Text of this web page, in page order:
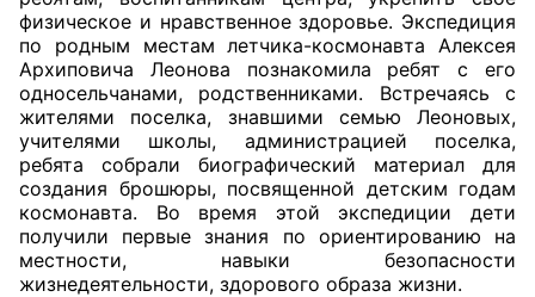
физическое и нравственное здоровье. Экспедиция
по родным местам летчика-космонавта Алексея
Архиповича Леонова познакомила ребят с его
односельчанами, родственниками. Встречаясь с
жителями поселка, знавшими семью Леоновых,
учителями школы, администрацией поселка,
ребята собрали биографический материал для
создания брошюры, посвященной детским годам
космонавта. Во время этой экспедиции дети
получили первые знания по ориентированию на
местности, навыки безопасности
жизнедеятельности, здорового образа жизни.